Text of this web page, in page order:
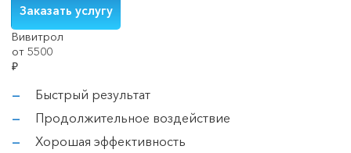
Заказать услугу
Вивитрол
от 5500
₽
Быстрый результат
Продолжительное воздействие
Хорошая эффективность